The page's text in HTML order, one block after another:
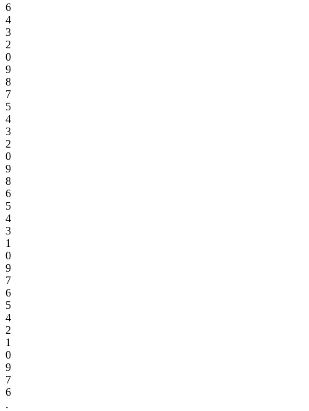
6
4
3
2
0
9
8
7
5
4
3
2
0
9
8
6
5
4
3
1
0
9
7
6
5
4
2
1
0
9
7
6
.